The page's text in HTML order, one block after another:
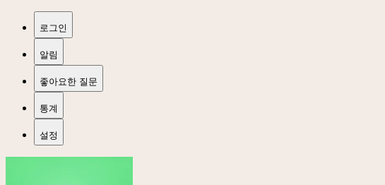
로그인
알림
좋아요한 질문
통계
설정